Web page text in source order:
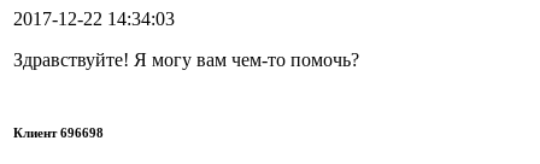
2017-12-22 14:34:03
Здравствуйте! Я могу вам чем-то помочь?
Клиент 696698